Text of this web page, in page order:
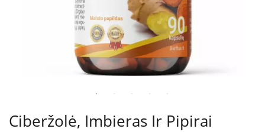
Ciberžolė, Imbieras Ir Pipirai